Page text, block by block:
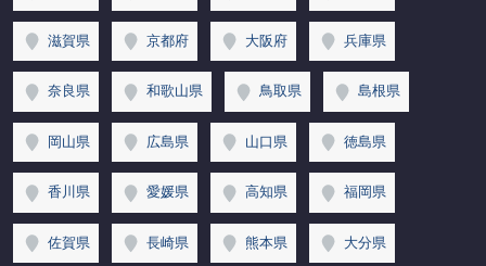
滋賀県 京都府 大阪府 兵庫県
奈良県 和歌山県 鳥取県 島根県
岡山県 広島県 山口県 徳島県
香川県 愛媛県 高知県 福岡県
佐賀県 長崎県 熊本県 大分県